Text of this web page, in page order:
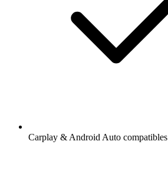
Carplay & Android Auto compatibles